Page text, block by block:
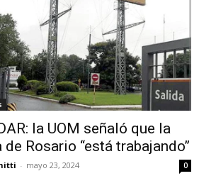
la UOM señaló que la
Rosario ‘‘está trabajando’’
- mayo 23, 2024 0